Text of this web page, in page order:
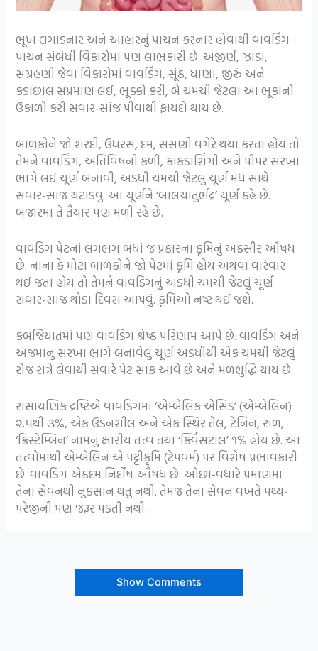
ભૂખ લગાડનાર અને આહારનું પાચન કરનાર હોવાથી વાવડિંગ
પાચન સંબંધી વિકારોમાં પણ લાભકારી છે. અજીર્ણ, ઝાડા,
સંગ્રહણી જેવા વિકારોમાં વાવડિંગ, સૂંઠ, ધાણા, જીરું અને
કડાછાલ સપ્રમાણ લઈ, ભૂક્કો કરી, બે ચમચી જેટલા આ ભૂકાનો
ઉકાળો કરી સવાર-સાંજ પીવાથી ફાયદો થાય છે.
બાળકોને જો શરદી, ઉધરસ, દમ, સસણી વગેરે થયા કરતા હોય તો
તેમને વાવડિંગ, અતિવિષની કળી, કાકડાશિંગી અને પીપર સરખા
ભાગે લઈ ચૂર્ણ બનાવી, અડધી ચમચી જેટલું ચૂર્ણ મધ સાથે
સવાર-સાંજ ચટાડવું. આ ચૂર્ણને ‘બાલચાતુર્ભદ્ર’ ચૂર્ણ કહે છે.
બજારમાં તે તૈયાર પણ મળી રહે છે.
વાવડિંગ પેટનાં લગભગ બધાં જ પ્રકારના કૃમિનું અક્સીર ઔષધ
છે. નાના કે મોટા બાળકોને જો પેટમાં કૃમિ હોય અથવા વારંવાર
થઈ જતા હોય તો તેમને વાવડિંગનું અડધી ચમચી જેટલું ચૂર્ણ
સવાર-સાંજ થોડા દિવસ આપવું. કૃમિઓ નષ્ટ થઈ જશે.
કબજિયાતમાં પણ વાવડિંગ શ્રેષ્ઠ પરિણામ આપે છે. વાવડિંગ અને
અજમાનું સરખા ભાગે બનાવેલું ચૂર્ણ અડધીથી એક ચમચી જેટલું
રોજ રાત્રે લેવાથી સવારે પેટ સાફ આવે છે અને મળશુદ્ધિ થાય છે.
રાસાયણિક દ્રષ્ટિએ વાવડિંગમાં ‘એમ્બેલિક એસિડ’ (એમ્બેલિન)
૨.૫થી ૩%, એક ઉડનશીલ અને એક સ્થિર તેલ, ટેનિન, રાળ,
‘ક્રિસ્ટેમ્બિન’ નામનું ક્ષારીય તત્ત્વ તથા ‘ર્ક્વિસટાલ’ ૧% હોય છે. આ
તત્ત્વોમાંથી એમ્બેલિન એ પટ્ટીકૃમિ (ટેપવર્મ) પર વિશેષ પ્રભાવકારી
છે. વાવડિંગ એકદમ નિર્દોષ ઔષધ છે. ઓછા-વધારે પ્રમાણમાં
તેનાં સેવનથી નુકસાન થતું નથી. તેમજ તેનાં સેવન વખતે પથ્ય-
પરેજીની પણ જરૂર પડતી નથી.
Show Comments